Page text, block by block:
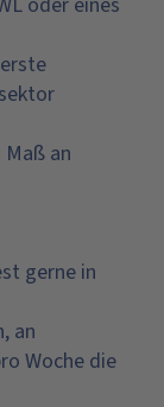
an
gerne in
an
Woche die